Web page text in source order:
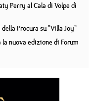
Perry al Cala di Volpe di
Procura su "Villa Joy"
nuova edizione di Forum